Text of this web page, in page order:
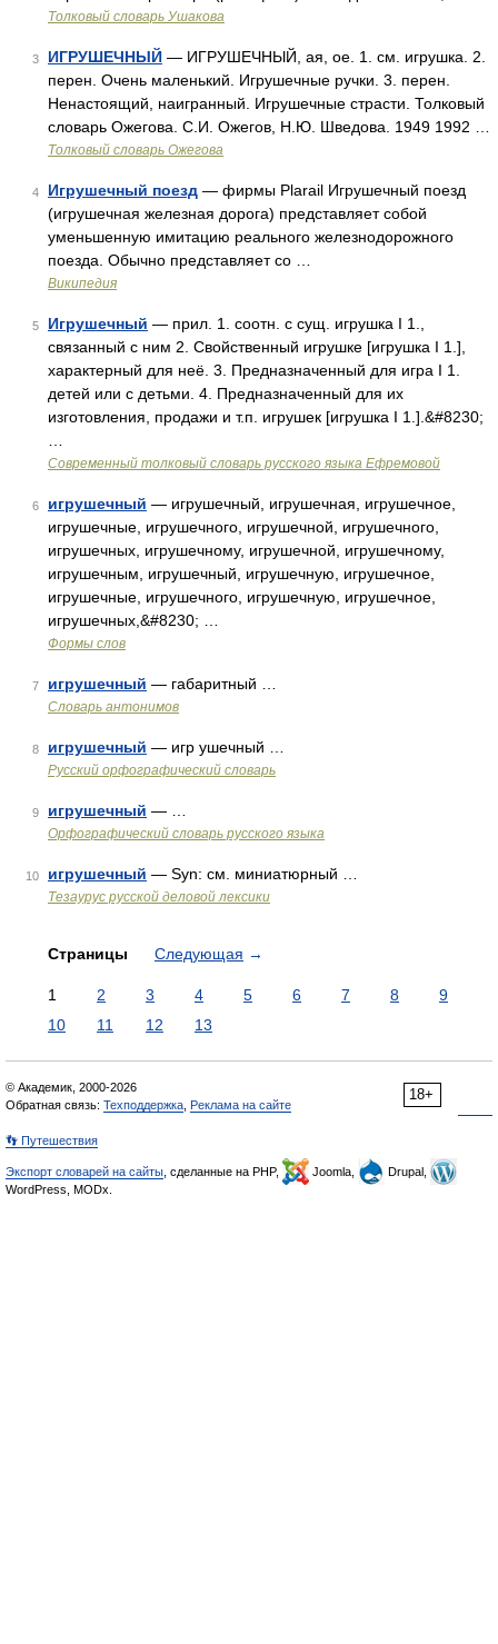
Толковый словарь Ушакова
3 ИГРУШЕЧНЫЙ — ИГРУШЕЧНЫЙ, ая, ое. 1. см. игрушка. 2.
перен. Очень маленький. Игрушечные ручки. 3. перен.
Ненастоящий, наигранный. Игрушечные страсти. Толковый
словарь Ожегова. С.И. Ожегов, Н.Ю. Шведова. 1949 1992 …
Толковый словарь Ожегова
4 Игрушечный поезд — фирмы Plarail Игрушечный поезд
(игрушечная железная дорога) представляет собой
уменьшенную имитацию реального железнодорожного
поезда. Обычно представляет со …
Википедия
5 Игрушечный — прил. 1. соотн. с сущ. игрушка I 1.,
связанный с ним 2. Свойственный игрушке [игрушка I 1.],
характерный для неё. 3. Предназначенный для игра I 1.
детей или с детьми. 4. Предназначенный для их
изготовления, продажи и т.п. игрушек [игрушка I 1.].&#8230;
Современный толковый словарь русского языка Ефремовой
6 игрушечный — игрушечный, игрушечная, игрушечное,
игрушечные, игрушечного, игрушечной, игрушечного,
игрушечных, игрушечному, игрушечной, игрушечному,
игрушечным, игрушечный, игрушечную, игрушечное,
игрушечные, игрушечного, игрушечную, игрушечное,
игрушечных,&#8230; …
Формы слов
7 игрушечный — габаритный …
Словарь антонимов
8 игрушечный — игр ушечный …
Русский орфографический словарь
9 игрушечный — …
Орфографический словарь русского языка
10 игрушечный — Syn: см. миниатюрный …
Тезаурус русской деловой лексики
Страницы Следующая →
1 2 3 4 5 6 7 8
9
10
11 12 13
18+
© Академик, 2000-2026
Обратная связь: Техподдержка Реклама на сайте
👣 Путешествия
Экспорт словарей на сайты , сделанные на PHP, Joomla,
Drupal,
WordPress, MODx.